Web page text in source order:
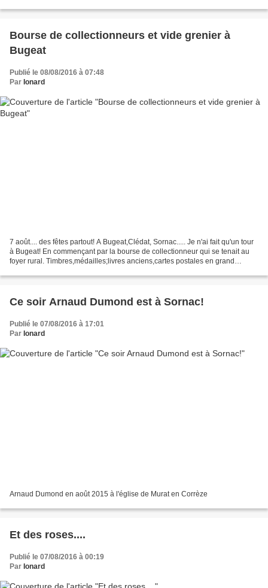
Bourse de collectionneurs et vide grenier à
Bugeat
Publié le 08/08/2016 à 07:48
Par Ionard
7 août.... des fêtes partout! A Bugeat,Clédat, Sornac..... Je n'ai fait qu'un tour
à Bugeat! En commençant par la bourse de collectionneur qui se tenait au
foyer rural. Timbres,médailles;livres anciens,cartes postales en grand
Ce soir Arnaud Dumond est à Sornac!
Publié le 07/08/2016 à 17:01
Par Ionard
Arnaud Dumond en août 2015 à l'église de Murat en Corrèze
Et des roses....
Publié le 07/08/2016 à 00:19
Par Ionard